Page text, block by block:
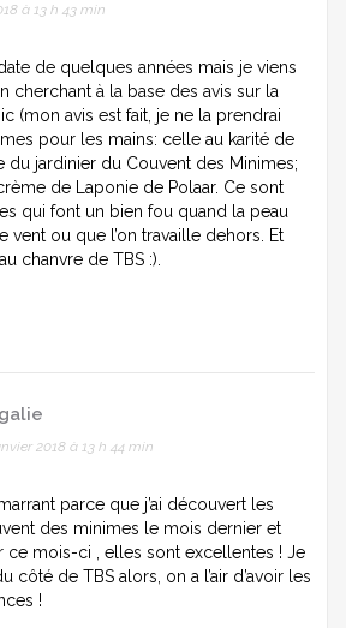
à 13 h 43 min
de quelques années mais je viens
cherchant à la base des avis sur la
(mon avis est fait, je ne la prendrai
pour les mains: celle au karité de
du jardinier du Couvent des Minimes;
de Laponie de Polaar. Ce sont
qui font un bien fou quand la peau
vent ou que l’on travaille dehors. Et
chanvre de TBS :).
2018 à 13 h 44 min
parce que j’ai découvert les
des minimes le mois dernier et
ce mois-ci , elles sont excellentes ! Je
côté de TBS alors, on a l’air d’avoir les
!